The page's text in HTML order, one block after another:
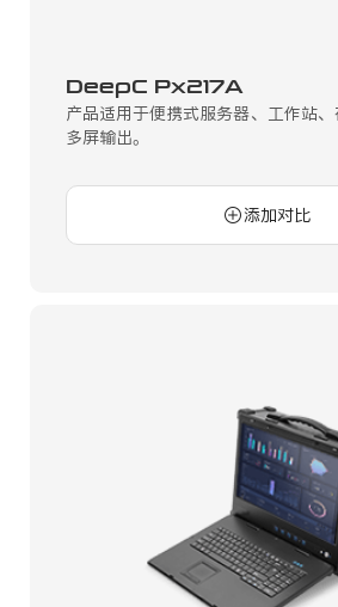
DeepC Px217A
产品适用于便携式服务器、工作站、
多屏输出。
添加对比